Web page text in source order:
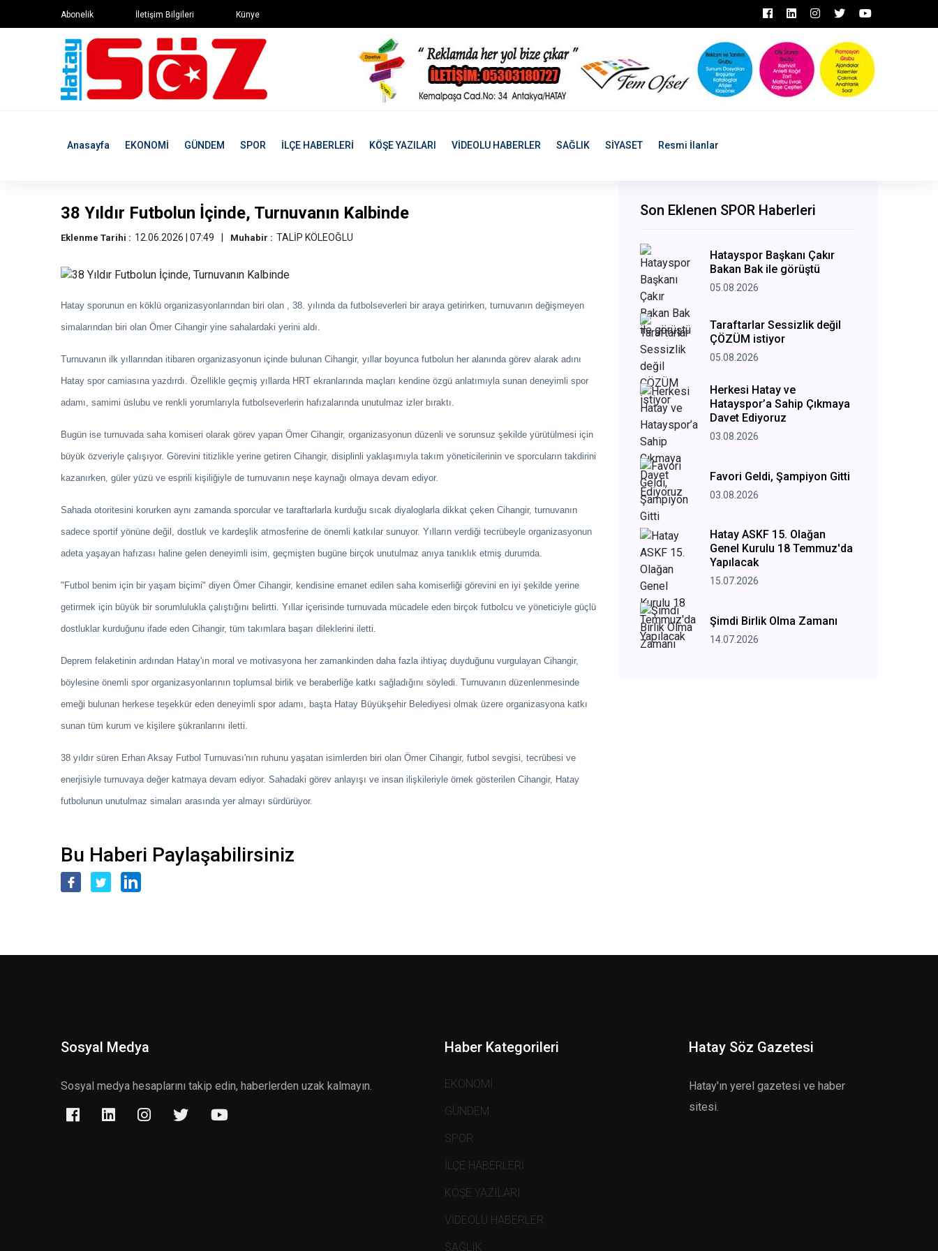
Abonelik İletişim Bilgileri Künye
Anasayfa EKONOMİ GÜNDEM SPOR İLÇE HABERLERİ KÖŞE YAZILARI VİDEOLU HABERLER SAĞLIK SİYASET Resmi İlanlar
38 Yıldır Futbolun İçinde, Turnuvanın Kalbinde
Eklenme Tarihi : 12.06.2026 | 07:49 Muhabir : TALİP KÖLEOĞLU
Hatay sporunun en köklü organizasyonlarından biri olan , 38. yılında da futbolseverleri bir araya getirirken, turnuvanın değişmeyen
simalarından biri olan Ömer Cihangir yine sahalardaki yerini aldı.
Turnuvanın ilk yıllarından itibaren organizasyonun içinde bulunan Cihangir, yıllar boyunca futbolun her alanında görev alarak adını
Hatay spor camiasına yazdırdı. Özellikle geçmiş yıllarda HRT ekranlarında maçları kendine özgü anlatımıyla sunan deneyimli spor
adamı, samimi üslubu ve renkli yorumlarıyla futbolseverlerin hafızalarında unutulmaz izler bıraktı.
Bugün ise turnuvada saha komiseri olarak görev yapan Ömer Cihangir, organizasyonun düzenli ve sorunsuz şekilde yürütülmesi için
büyük özveriyle çalışıyor. Görevini titizlikle yerine getiren Cihangir, disiplinli yaklaşımıyla takım yöneticilerinin ve sporcuların takdirini
kazanırken, güler yüzü ve esprili kişiliğiyle de turnuvanın neşe kaynağı olmaya devam ediyor.
Sahada otoritesini korurken aynı zamanda sporcular ve taraftarlarla kurduğu sıcak diyaloglarla dikkat çeken Cihangir, turnuvanın
sadece sportif yönüne değil, dostluk ve kardeşlik atmosferine de önemli katkılar sunuyor. Yılların verdiği tecrübeyle organizasyonun
adeta yaşayan hafızası haline gelen deneyimli isim, geçmişten bugüne birçok unutulmaz anıya tanıklık etmiş durumda.
"Futbol benim için bir yaşam biçimi" diyen Ömer Cihangir, kendisine emanet edilen saha komiserliği görevini en iyi şekilde yerine
getirmek için büyük bir sorumlulukla çalıştığını belirtti. Yıllar içerisinde turnuvada mücadele eden birçok futbolcu ve yöneticiyle güçlü
dostluklar kurduğunu ifade eden Cihangir, tüm takımlara başarı dileklerini iletti.
Deprem felaketinin ardından Hatay'ın moral ve motivasyona her zamankinden daha fazla ihtiyaç duyduğunu vurgulayan Cihangir,
böylesine önemli spor organizasyonlarının toplumsal birlik ve beraberliğe katkı sağladığını söyledi. Turnuvanın düzenlenmesinde
emeği bulunan herkese teşekkür eden deneyimli spor adamı, başta Hatay Büyükşehir Belediyesi olmak üzere organizasyona katkı
sunan tüm kurum ve kişilere şükranlarını iletti.
38 yıldır süren Erhan Aksay Futbol Turnuvası'nın ruhunu yaşatan isimlerden biri olan Ömer Cihangir, futbol sevgisi, tecrübesi ve
enerjisiyle turnuvaya değer katmaya devam ediyor. Sahadaki görev anlayışı ve insan ilişkileriyle örnek gösterilen Cihangir, Hatay
futbolunun unutulmaz simaları arasında yer almayı sürdürüyor.
Bu Haberi Paylaşabilirsiniz
Son Eklenen SPOR Haberleri
Hatayspor Başkanı Çakır
Bakan Bak ile görüştü
05.08.2026
Taraftarlar Sessizlik değil
ÇÖZÜM istiyor
05.08.2026
Herkesi Hatay ve
Hatayspor’a Sahip Çıkmaya
Davet Ediyoruz
03.08.2026
Favori Geldi, Şampiyon Gitti
03.08.2026
Hatay ASKF 15. Olağan
Genel Kurulu 18 Temmuz'da
Yapılacak
15.07.2026
Şimdi Birlik Olma Zamanı
14.07.2026
Sosyal Medya
Sosyal medya hesaplarını takip edin, haberlerden uzak kalmayın.
Haber Kategorileri
EKONOMİ
GÜNDEM
SPOR
İLÇE HABERLERİ
KÖŞE YAZILARI
VİDEOLU HABERLER
SAĞLIK
Hatay Söz Gazetesi
Hatay'ın yerel gazetesi ve haber
sitesi.